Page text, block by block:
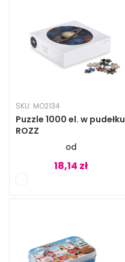
SKU: MO2134
Puzzle 1000 el. w pudełku
ROZZ
18,14 zł